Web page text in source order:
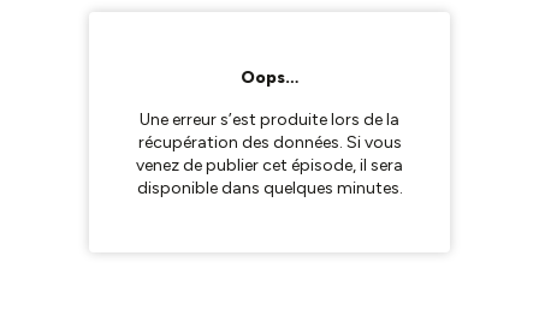
Oops…
Une erreur s’est produite lors de la
récupération des données. Si vous
venez de publier cet épisode, il sera
disponible dans quelques minutes.